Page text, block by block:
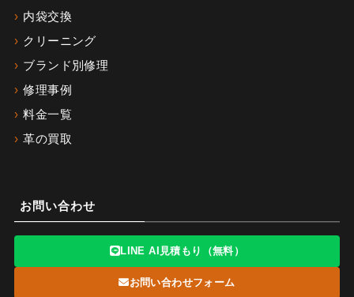
内袋交換
クリーニング
ブランド別修理
修理事例
料金一覧
革の買取
お問い合わせ
LINE AI見積もり（無料）
お問い合わせフォーム